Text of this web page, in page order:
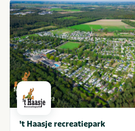
't Haasje recreatiepark